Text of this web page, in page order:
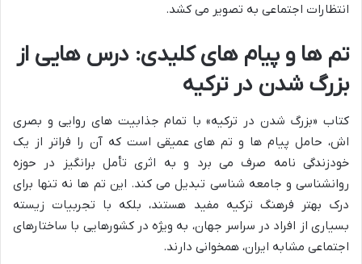
انتظارات اجتماعی به تصویر می کشد.
تم ها و پیام های کلیدی: درس هایی از
بزرگ شدن در ترکیه
کتاب «بزرگ شدن در ترکیه» با تمام جذابیت های روایی و بصری
اش، حامل پیام ها و تم های عمیقی است که آن را فراتر از یک
خودزندگی نامه صرف می برد و به اثری تأمل برانگیز در حوزه
روانشناسی و جامعه شناسی تبدیل می کند. این تم ها نه تنها برای
درک بهتر فرهنگ ترکیه مفید هستند، بلکه با تجربیات زیسته
بسیاری از افراد در سراسر جهان، به ویژه در کشورهایی با ساختارهای
اجتماعی مشابه ایران، همخوانی دارند.